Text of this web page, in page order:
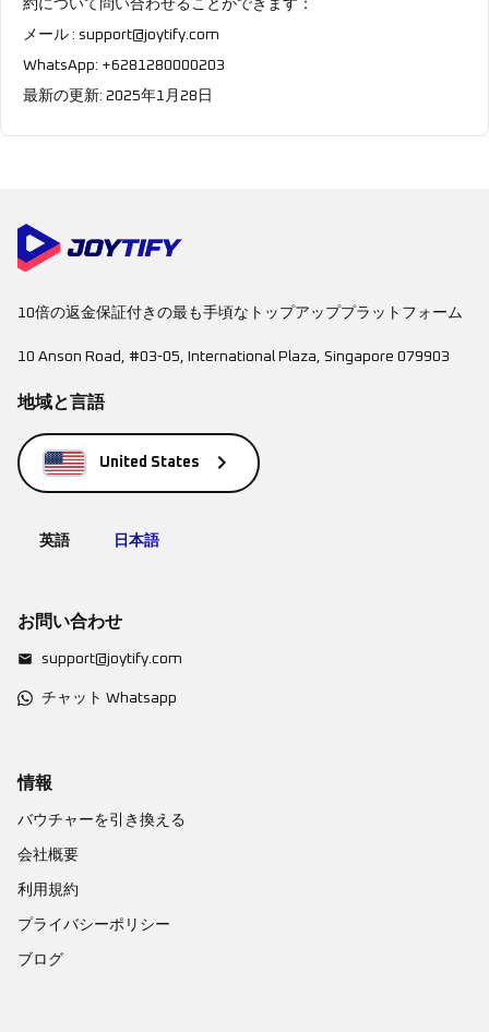
約について問い合わせることができます：
メール : support@joytify.com
WhatsApp: +6281280000203
最新の更新: 2025年1月28日
10倍の返金保証付きの最も手頃なトップアッププラットフォーム
10 Anson Road, #03-05, International Plaza, Singapore 079903
地域と言語
United States
英語 日本語
お問い合わせ
support@joytify.com
チャット Whatsapp
情報
バウチャーを引き換える
会社概要
利用規約
プライバシーポリシー
ブログ